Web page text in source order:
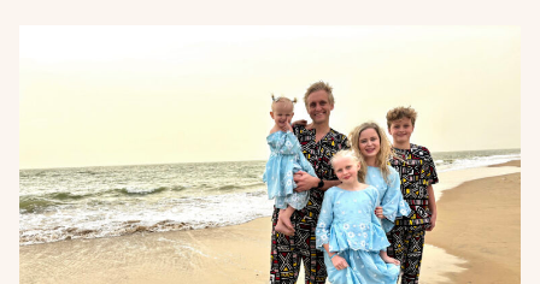
"Et
savn
som
fikk
nytt
liv"